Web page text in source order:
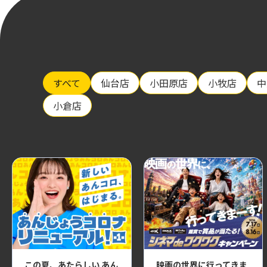
すべて 仙台店 小田原店 小牧店
小倉店
この夏、あたらしい あん 映画の世界に行ってきま